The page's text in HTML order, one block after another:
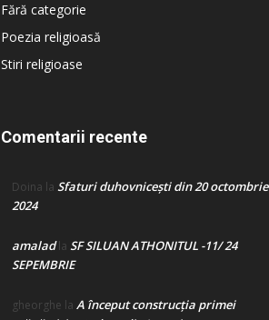
Fără categorie
Poezia religioasă
Stiri religioase
Comentarii recente
Doina la Sfaturi duhovnicești din 20 octombrie
2024
amaladla SF SILUAN ATHONITUL -11/ 24
SEPEMBRIE
gheorghe la A început construcţia primei